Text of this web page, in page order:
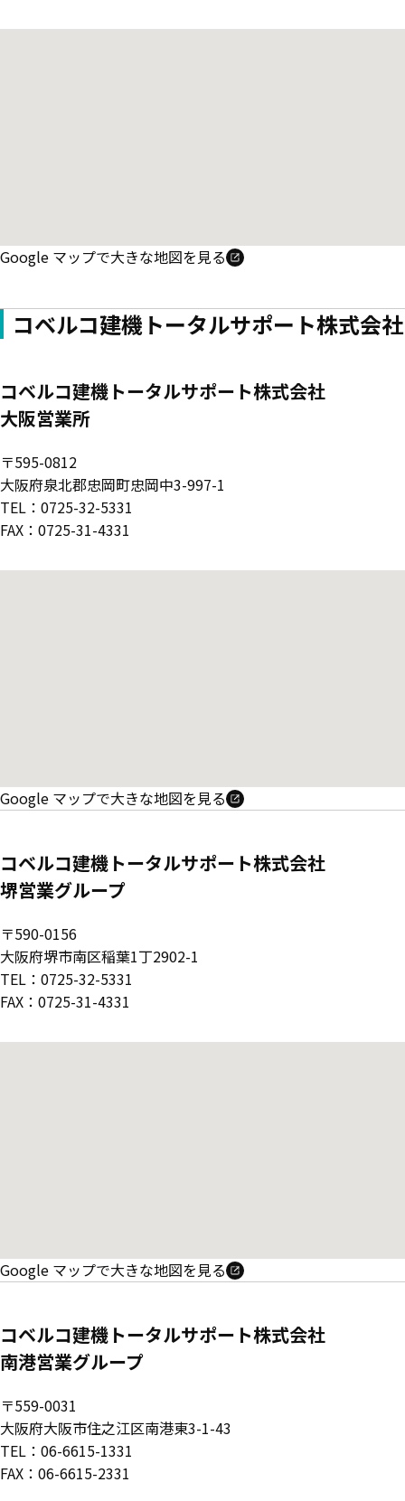
Google マップで大きな地図を見る
コベルコ建機トータルサポート株式会社
コベルコ建機トータルサポート株式会社
大阪営業所
〒595-0812
大阪府泉北郡忠岡町忠岡中3-997-1
TEL：0725-32-5331
FAX：0725-31-4331
Google マップで大きな地図を見る
コベルコ建機トータルサポート株式会社
堺営業グループ
〒590-0156
大阪府堺市南区稲葉1丁2902-1
TEL：0725-32-5331
FAX：0725-31-4331
Google マップで大きな地図を見る
コベルコ建機トータルサポート株式会社
南港営業グループ
〒559-0031
大阪府大阪市住之江区南港東3-1-43
TEL：06-6615-1331
FAX：06-6615-2331